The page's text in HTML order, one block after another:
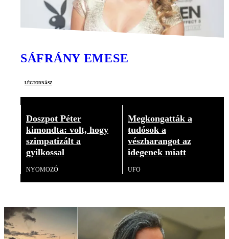
SÁFRÁNY EMESE
légtornász
Doszpot Péter
kimondta: volt, hogy
szimpatizált a
gyilkossal
NYOMOZÓ
Megkongatták a
tudósok a
vészharangot az
idegenek miatt
UFO